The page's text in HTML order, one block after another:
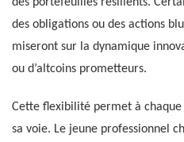
des obligations ou des actions
miseront sur la dynamique
ou d’altcoins prometteurs.
Cette flexibilité permet à
sa voie. Le jeune professionnel